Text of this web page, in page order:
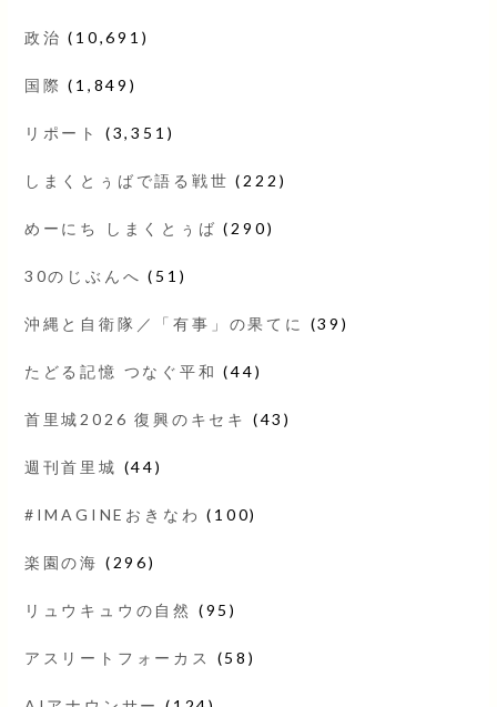
政治 (10,691)
国際 (1,849)
リポート (3,351)
しまくとぅばで語る戦世 (222)
めーにち しまくとぅば (290)
30のじぶんへ (51)
沖縄と自衛隊／「有事」の果てに (39)
たどる記憶 つなぐ平和 (44)
首里城2026 復興のキセキ (43)
週刊首里城 (44)
#IMAGINEおきなわ (100)
楽園の海 (296)
リュウキュウの自然 (95)
アスリートフォーカス (58)